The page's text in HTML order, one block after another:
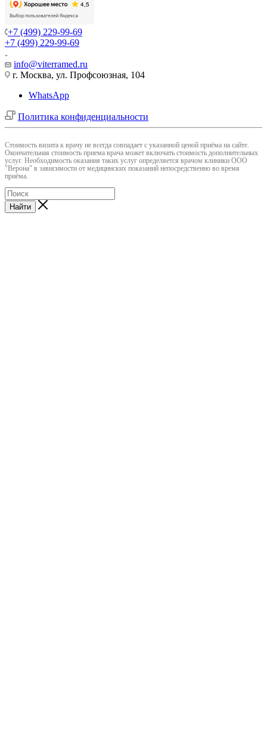
+7 (499) 229-99-69
+7 (499) 229-99-69
info@viterramed.ru
г. Москва, ул. Профсоюзная, 104
WhatsApp
Политика конфиденциальности
Cтоимость визита к врачу не всегда совпадает с указанной ценой приёма на сайте.
Окончательная стоимость приема врача может включать стоимость дополнительных
услуг. Необходимость оказания таких услуг определяется врачом клиники ООО
"Верона" в зависимости от медицинских показаний непосредственно во время
приёма.
Найти